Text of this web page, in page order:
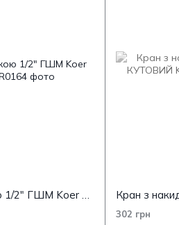
Кран з накидною гайкою 1/2" ГШМ Koer KR.220 (KR0164)
302 грн